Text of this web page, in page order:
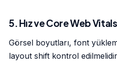
5. Hız ve Core Web Vitals
Görsel boyutları, font
layout shift kontrol